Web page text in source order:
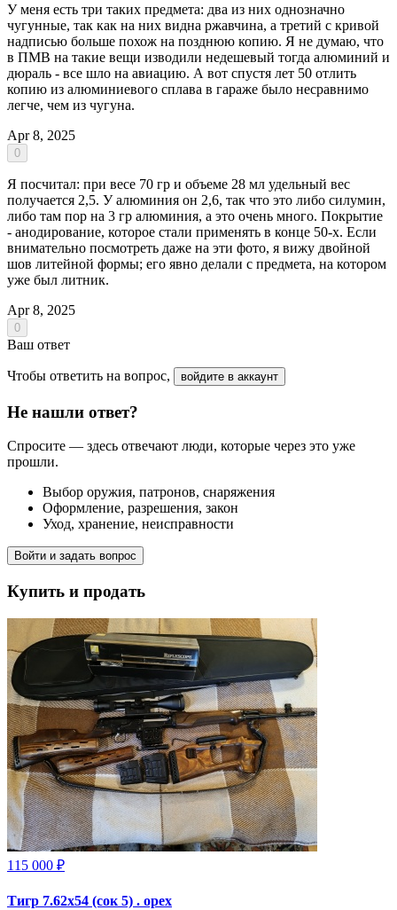
У меня есть три таких предмета: два из них однозначно
чугунные, так как на них видна ржавчина, а третий с кривой
надписью больше похож на позднюю копию. Я не думаю, что
в ПМВ на такие вещи изводили недешевый тогда алюминий и
дюраль - все шло на авиацию. А вот спустя лет 50 отлить
копию из алюминиевого сплава в гараже было несравнимо
легче, чем из чугуна.
Apr 8, 2025
0
Я посчитал: при весе 70 гр и объеме 28 мл удельный вес
получается 2,5. У алюминия он 2,6, так что это либо силумин,
либо там пор на 3 гр алюминия, а это очень много. Покрытие
- анодирование, которое стали применять в конце 50-х. Если
внимательно посмотреть даже на эти фото, я вижу двойной
шов литейной формы; его явно делали с предмета, на котором
уже был литник.
Apr 8, 2025
0
Ваш ответ
Чтобы ответить на вопрос, войдите в аккаунт
Не нашли ответ?
Спросите — здесь отвечают люди, которые через это уже
прошли.
Выбор оружия, патронов, снаряжения
Оформление, разрешения, закон
Уход, хранение, неисправности
Войти и задать вопрос
Купить и продать
115 000 ₽
Тигр 7.62х54 (сок 5) . орех